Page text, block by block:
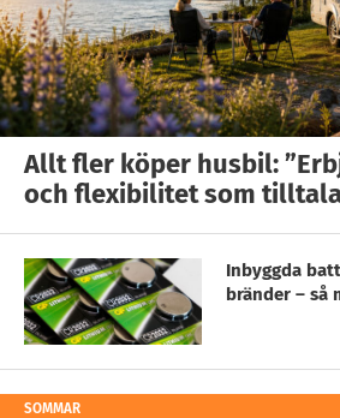
Allt fler köper husbil:
och flexibilitet som
Inbyggda
bränder – så
SOMMAR